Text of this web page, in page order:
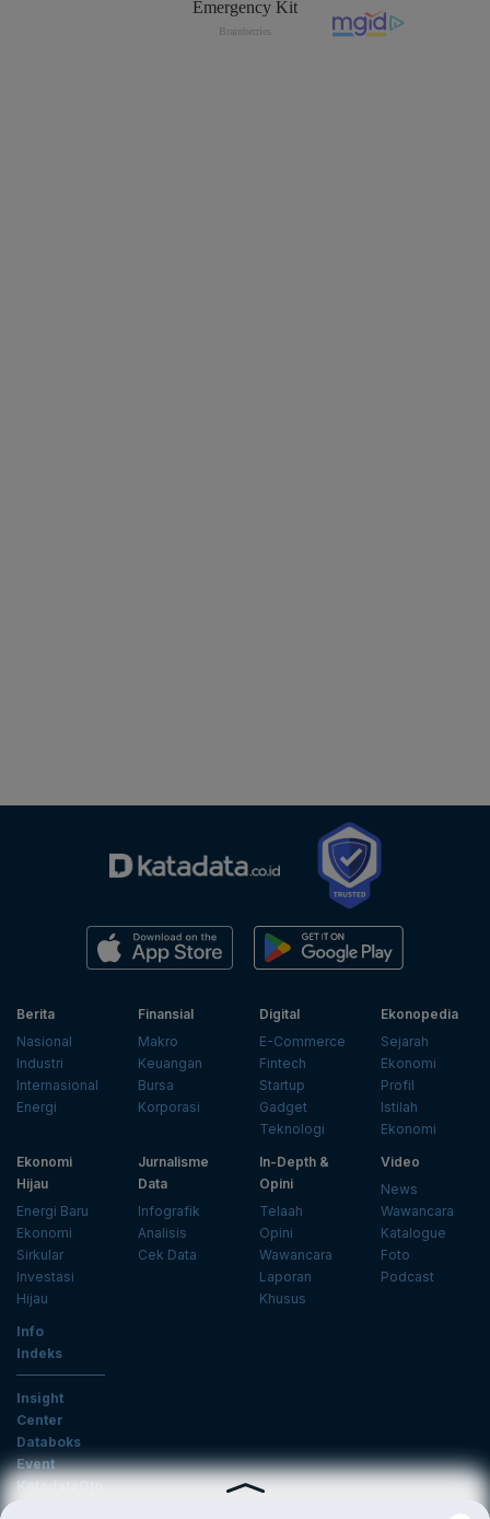
Berita
Nasional
Industri
Internasional
Energi
Finansial
Makro
Keuangan
Bursa
Korporasi
Digital
E-Commerce
Fintech
Startup
Gadget
Teknologi
Ekonopedia
Sejarah
Ekonomi
Profil
Istilah
Ekonomi
Ekonomi
Hijau
Energi Baru
Ekonomi
Sirkular
Investasi
Hijau
Jurnalisme
Data
Infografik
Analisis
Cek Data
In-Depth &
Opini
Telaah
Opini
Wawancara
Laporan
Khusus
Video
News
Wawancara
Katalogue
Foto
Podcast
Info
Indeks
Insight
Center
Databoks
Event
KatadataOto